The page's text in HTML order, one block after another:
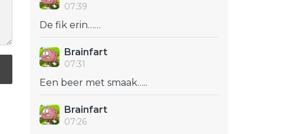
07:39
De fik erin……
Brainfart
07:31
Een beer met smaak…..
Brainfart
07:26